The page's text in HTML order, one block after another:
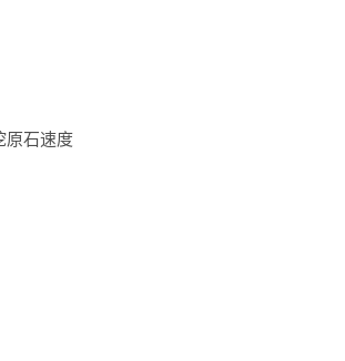
原石速度